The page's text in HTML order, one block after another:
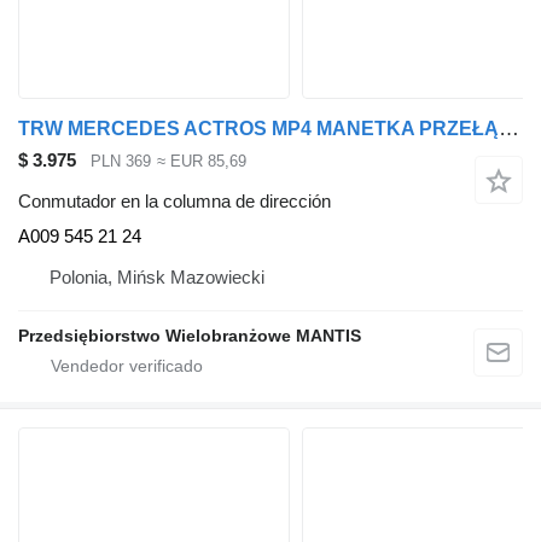
TRW MERCEDES ACTROS MP4 MANETKA PRZEŁĄCZNIK BIEGÓW ORI A009 545 21 2 A009 545 21 24 conmutador en la columna de dirección para cabeza tractora
$ 3.975 PLN 369 ≈ EUR 85,69
Conmutador en la columna de dirección
A009 545 21 24
Polonia, Mińsk Mazowiecki
Przedsiębiorstwo Wielobranżowe MANTIS